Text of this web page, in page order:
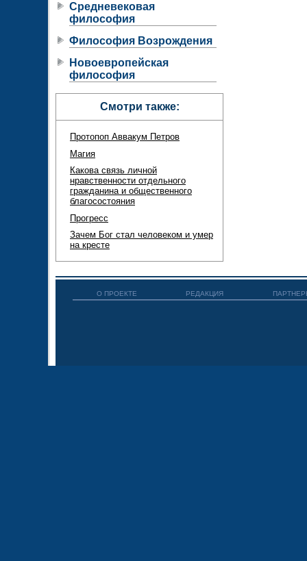
Средневековая
философия
Философия Возрождения
Новоевропейская
философия
Смотри также:
Протопоп Аввакум Петров
Магия
Какова связь личной
нравственности отдельного
гражданина и общественного
благосостояния
Прогресс
Зачем Бог стал человеком и умер
на кресте
О ПРОЕКТЕ РЕДАКЦИЯ